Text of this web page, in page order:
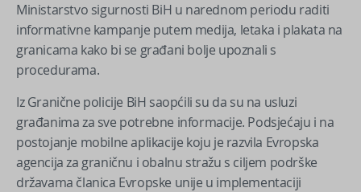
Ministarstvo sigurnosti BiH u narednom periodu raditi
informativne kampanje putem medija, letaka i plakata na
granicama kako bi se građani bolje upoznali s
procedurama.
Iz Granične policije BiH saopćili su da su na usluzi
građanima za sve potrebne informacije. Podsjećaju i na
postojanje mobilne aplikacije koju je razvila Evropska
agencija za graničnu i obalnu stražu s ciljem podrške
državama članica Evropske unije u implementaciji